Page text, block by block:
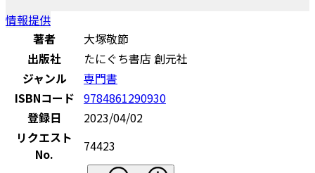
情報提供
著者
大塚敬節
出版社
たにぐち書店 創元社
ジャンル
専門書
ISBNコード 9784861290930
登録日
2023/04/02
リクエスト
No.
74423